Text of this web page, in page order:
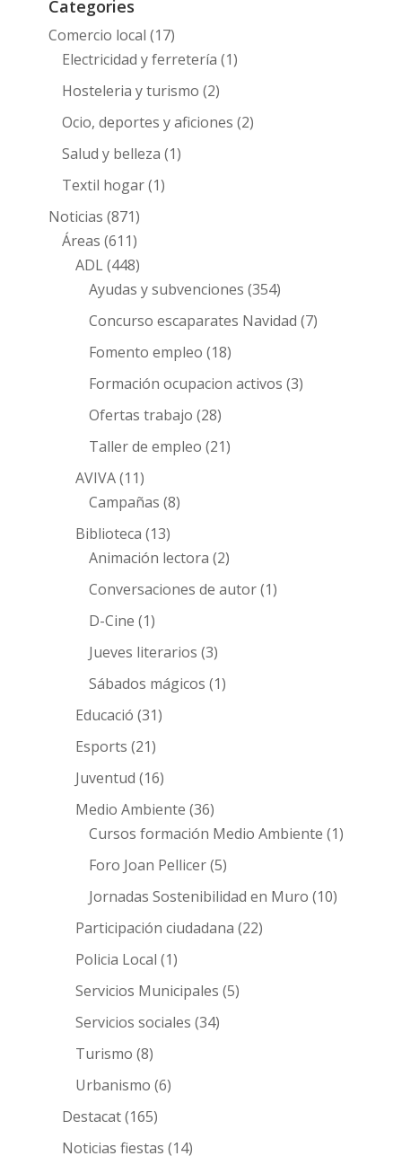
Categories
Comercio local (17)
Electricidad y ferretería (1)
Hosteleria y turismo (2)
Ocio, deportes y aficiones (2)
Salud y belleza (1)
Textil hogar(1)
Noticias (871)
Áreas (611)
ADL(448)
Ayudas y subvenciones (354)
Concurso escaparates Navidad (7)
Fomento empleo (18)
Formación ocupacion activos (3)
Ofertas trabajo (28)
Taller de empleo (21)
AVIVA(11)
Campañas (8)
Biblioteca (13)
Animación lectora (2)
Conversaciones de autor(1)
D-Cine (1)
Jueves literarios (3)
Sábados mágicos (1)
Educació (31)
Esports (21)
Juventud (16)
Medio Ambiente (36)
Cursos formación Medio Ambiente (1)
Foro Joan Pellicer(5)
Jornadas Sostenibilidad en Muro (10)
Participación ciudadana (22)
Policia Local (1)
Servicios Municipales (5)
Servicios sociales (34)
Turismo (8)
Urbanismo (6)
Destacat(165)
Noticias fiestas (14)